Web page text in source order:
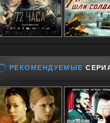
РЕКОМЕНДУЕМЫЕ